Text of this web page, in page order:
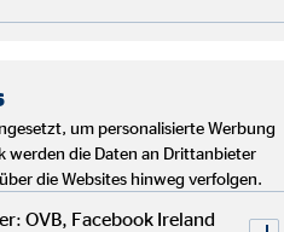
muss man nicht in
suchen nämlich
Sie kein Finanzprofi sein. In
erlernen Sie alles, was Sie
Auch für Uniabsolventen
um personalisierte Werbung
werden die Daten an Drittanbieter
die Websites hinweg verfolgen.
OVB, Facebook Ireland